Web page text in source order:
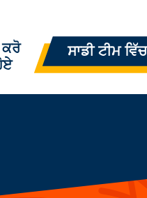
ਕਰੋ
ਸਾਡੀ ਟੀਮ